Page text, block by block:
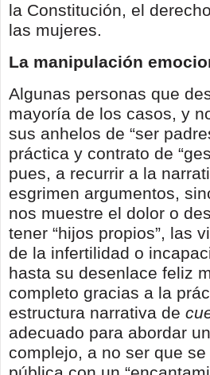
la Constitución, el
las mujeres.
La manipulación
Algunas personas que
mayoría de los casos, y
sus anhelos de “ser
práctica y contrato de
pues, a recurrir a la
esgrimen argumentos,
nos muestre el dolor o
tener “hijos propios”, las
de la infertilidad o
hasta su desenlace feliz
completo gracias a la
estructura narrativa de
adecuado para abordar
complejo, a no ser que